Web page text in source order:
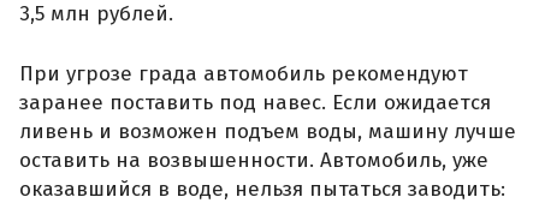
3,5 млн рублей.
При угрозе града автомобиль рекомендуют
заранее поставить под навес. Если ожидается
ливень и возможен подъем воды, машину лучше
оставить на возвышенности. Автомобиль, уже
оказавшийся в воде, нельзя пытаться заводить: